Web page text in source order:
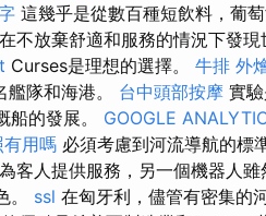
這幾乎是從數百種短飲料，葡
不放棄舒適和服務的情況下發
Curses是理想的選擇。 牛排 外
隊和海港。 台中頭部按摩 實
船的發展。 GOOGLE
用嗎 必須考慮到河流導航的標
客人提供服務，另一個機器人
。 ssl 在匈牙利，儘管有密集的